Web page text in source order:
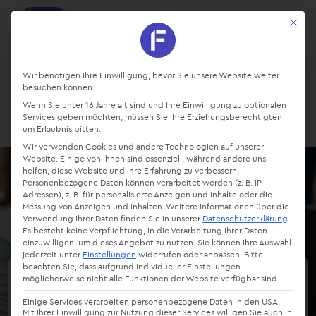
Projekte und Aufgaben managen
Kostenlos - Bei Google Play
Ansehen
Login
Rückwärtsterminierung –
Erfolg im
Mit
Datenschutz-Präferenz
Wir benötigen Ihre Einwilligung, bevor Sie unsere Website weiter
besuchen können.
Wenn Sie unter 16 Jahre alt sind und Ihre Einwilligung zu optionalen
Services geben möchten, müssen Sie Ihre Erziehungsberechtigten
um Erlaubnis bitten.
Wir verwenden Cookies und andere Technologien auf unserer
Website. Einige von ihnen sind essenziell, während andere uns
helfen, diese Website und Ihre Erfahrung zu verbessern.
Personenbezogene Daten können verarbeitet werden (z. B. IP-
Adressen), z. B. für personalisierte Anzeigen und Inhalte oder die
Messung von Anzeigen und Inhalten.Weitere Informationen über die
Verwendung Ihrer Daten finden Sie in unserer Datenschutzerklärung.
Es besteht keine Verpflichtung, in die Verarbeitung Ihrer Daten
einzuwilligen, um dieses Angebot zu nutzen. Sie können Ihre Auswahl
jederzeit unter Einstellungen widerrufen oder anpassen. Bitte
beachten Sie, dass aufgrund individueller Einstellungen
möglicherweise nicht alle Funktionen der Website verfügbar sind.
Einige Services verarbeiten personenbezogene Daten in den USA.
Mit Ihrer Einwilligung zur Nutzung dieser Services willigen Sie auch in